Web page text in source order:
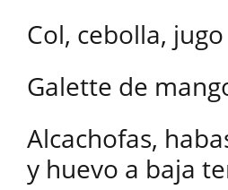
Col, cebolla,
Galette de
Alcachofas,
y huevo a baja